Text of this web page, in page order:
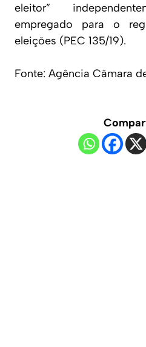
eleitor”
empregado para o
eleições (PEC 135/19).
Fonte: Agência Câmara